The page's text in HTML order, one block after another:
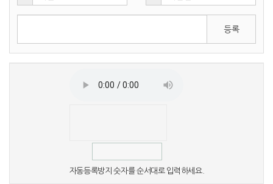
등록
자동등록방지 숫자를 순서대로 입력하세요.